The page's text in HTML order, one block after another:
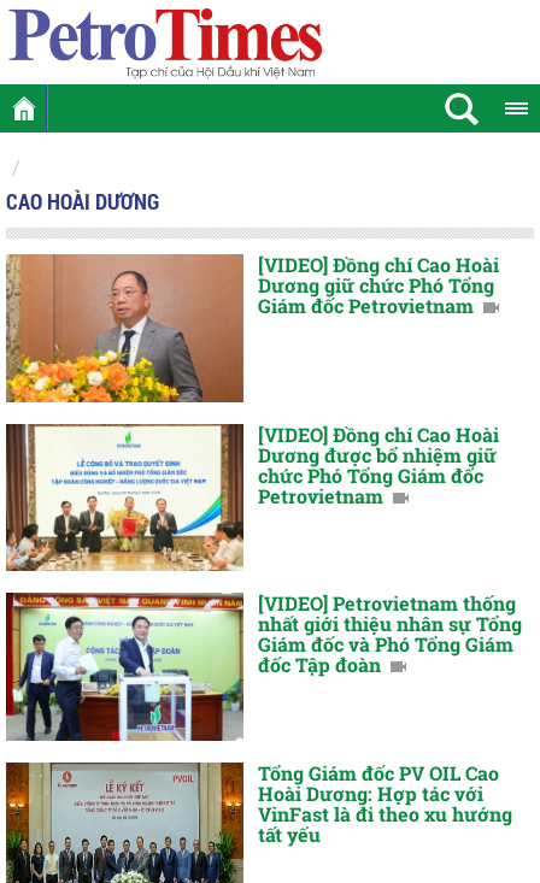
CAO HOÀI DƯƠNG
[VIDEO] Đồng chí Cao Hoài
Dương giữ chức Phó Tổng
Giám đốc Petrovietnam
[VIDEO] Đồng chí Cao Hoài
Dương được bổ nhiệm giữ
chức Phó Tổng Giám đốc
Petrovietnam
[VIDEO] Petrovietnam thống
nhất giới thiệu nhân sự Tổng
Giám đốc và Phó Tổng Giám
đốc Tập đoàn
Tổng Giám đốc PV OIL Cao
Hoài Dương: Hợp tác với
VinFast là đi theo xu hướng
tất yếu